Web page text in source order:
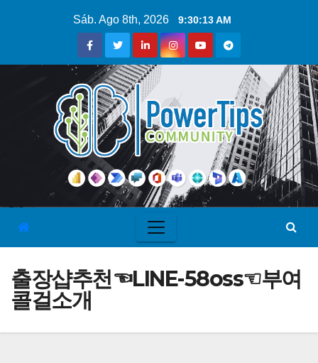
Sáb. Ago 8th, 2026 9:30:13 AM
출장샵추천☜LINE-58oss☜부여
콜걸소개